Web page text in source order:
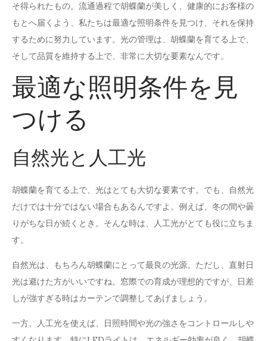
そ得られたもの。流通過程で胡蝶蘭が美しく、健康的にお客様の
もとへ届くよう、私たちは最適な照明条件を見つけ、それを保持
するために努力しています。光の管理は、胡蝶蘭を育てる上で、
そして品質を維持する上で、非常に大切な要素なんです。
最適な照明条件を見
つける
自然光と人工光
胡蝶蘭を育てる上で、光はとても大切な要素です。でも、自然光
だけでは十分ではない場合もあるんですよ。例えば、冬の間や曇
りがちな日が続くとき。そんな時は、人工光がとても役に立ちま
す。
自然光は、もちろん胡蝶蘭にとって最良の光源。ただし、直射日
光は避けた方がいいですね。窓際での育成が理想的ですが、日差
しが強すぎる時はカーテンで調整してあげましょう。
一方、人工光を使えば、日照時間や光の強さをコントロールしや